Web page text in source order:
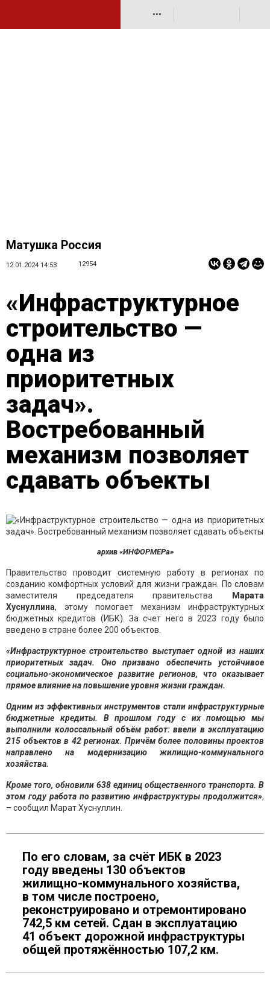
•••
Матушка Россия
12.01.2024 14:53 12954
«Инфраструктурное
строительство —
одна из
приоритетных
задач».
Востребованный
механизм позволяет
сдавать объекты
архив «ИНФОРМЕРа»
Правительство проводит системную работу в регионах по
созданию комфортных условий для жизни граждан. По словам
заместителя председателя правительства
Марата
Хуснуллина, этому помогает механизм инфраструктурных
бюджетных кредитов (ИБК). За счет него в 2023 году было
введено в стране более 200 объектов.
«Инфраструктурное строительство выступает одной из наших
приоритетных задач. Оно призвано обеспечить устойчивое
социально-экономическое развитие регионов, что оказывает
прямое влияние на повышение уровня жизни граждан.
Одним из эффективных инструментов стали инфраструктурные
бюджетные кредиты. В прошлом году с их помощью мы
выполнили колоссальный объём работ: ввели в эксплуатацию
215 объектов в 42 регионах. Причём более половины проектов
направлено на модернизацию жилищно-коммунального
хозяйства.
Кроме того, обновили 638 единиц общественного транспорта. В
этом году работа по развитию инфраструктуры продолжится»,
– сообщил Марат Хуснуллин.
По его словам, за счёт ИБК в 2023
году введены 130 объектов
жилищно-коммунального хозяйства,
в том числе построено,
реконструировано и отремонтировано
742,5 км сетей. Сдан в эксплуатацию
41 объект дорожной инфраструктуры
общей протяжённостью 107,2 км.